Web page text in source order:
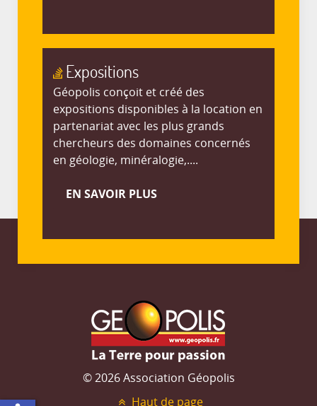
Expositions
Géopolis conçoit et créé des
expositions disponibles à la location en
partenariat avec les plus grands
chercheurs des domaines concernés
en géologie, minéralogie,....
EN SAVOIR PLUS
© 2026 Association Géopolis
Haut de page